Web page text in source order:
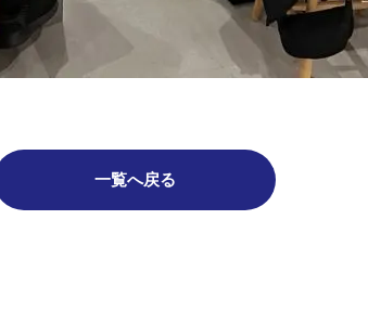
一覧へ戻る